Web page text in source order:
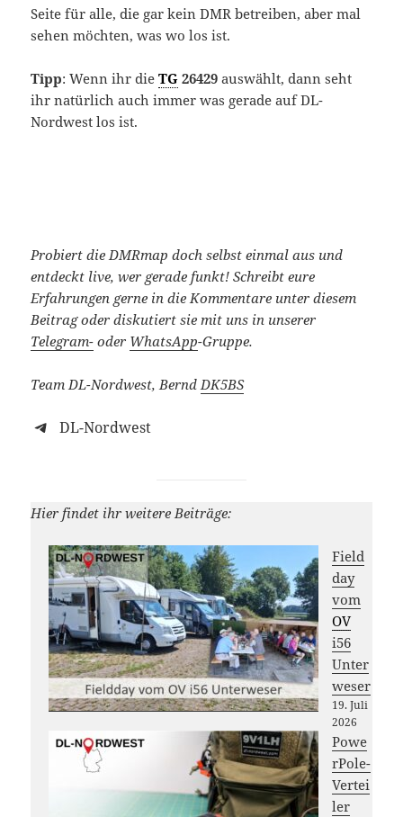
Seite für alle, die gar kein DMR betreiben, aber mal
sehen möchten, was wo los ist.
Tipp: Wenn ihr dieTG 26429 auswählt, dann seht
ihr natürlich auch immer was gerade auf DL-
Nordwest los ist.
Probiert die DMRmap doch selbst einmal aus und
entdeckt live, wer gerade funkt!Schreibt eure
Erfahrungen gerne in die Kommentare unter diesem
Beitrag oder diskutiert sie mit uns in unserer
Telegram- oder WhatsApp-Gruppe.
Team DL-Nordwest, BerndDK5BS
DL-Nordwest
Hier findet ihr weitere Beiträge:
Field
day
vom
OV
i56
Unter
weser
19. Juli
2026
Powe
rPole-
Vertei
ler